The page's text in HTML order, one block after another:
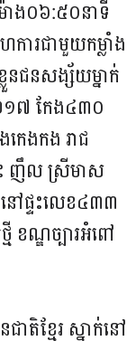
ោង០៦:៥០នាទី
ការជាមួយកម្លាំង
នជនសង្ស័យម្នាក់
១៧ កែង៤៣០
េងកង រាជ
ះ ញឹល ស្រីមាស
នៅផ្ទះលេខ៤៣៣
មី ខណ្ឌច្បារអំពៅ
តិខ្មែរ ស្នាក់នៅ